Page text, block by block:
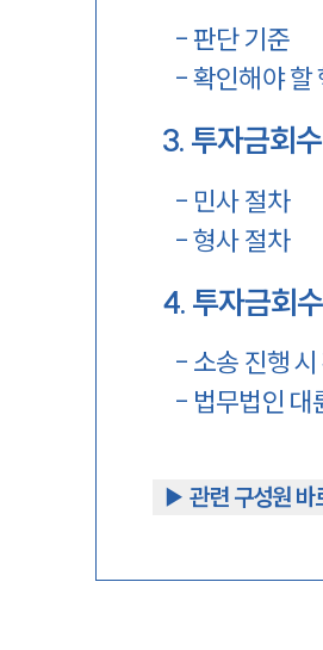
- 판단 기준
-확인해야 할
3. 투자금회
- 민사 절차
-형사 절차
4. 투자금회
- 소송 진행
- 법무법인 대
▶︎ 관련 구성원 바